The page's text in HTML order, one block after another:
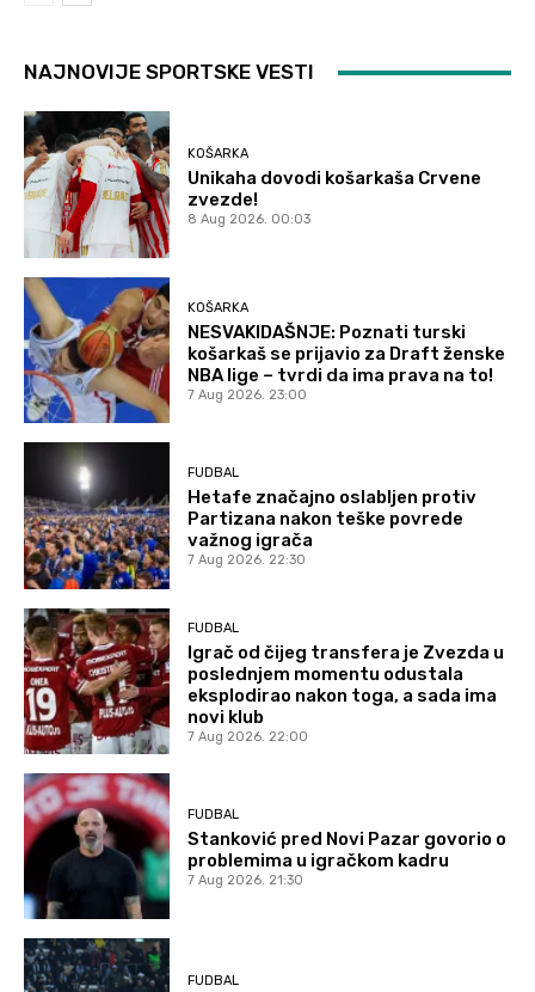
NAJNOVIJE SPORTSKE VESTI
KOŠARKA
Unikaha dovodi košarkaša Crvene
zvezde!
8 Aug 2026. 00:03
KOŠARKA
NESVAKIDAŠNJE: Poznati turski
košarkaš se prijavio za Draft ženske
NBA lige – tvrdi da ima prava na to!
7 Aug 2026. 23:00
FUDBAL
Hetafe značajno oslabljen protiv
Partizana nakon teške povrede
važnog igrača
7 Aug 2026. 22:30
FUDBAL
Igrač od čijeg transfera je Zvezda u
poslednjem momentu odustala
eksplodirao nakon toga, a sada ima
novi klub
7 Aug 2026. 22:00
FUDBAL
Stanković pred Novi Pazar govorio o
problemima u igračkom kadru
7 Aug 2026. 21:30
FUDBAL